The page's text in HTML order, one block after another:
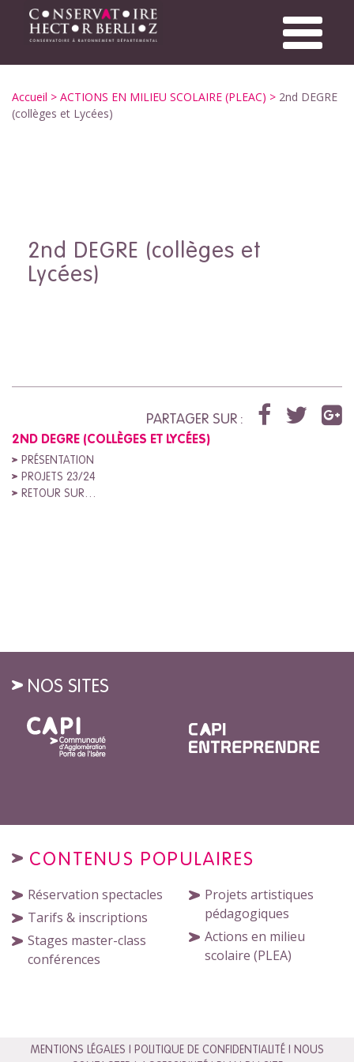
Accueil > ACTIONS EN MILIEU SCOLAIRE (PLEAC) > 2nd DEGRE
(collèges et Lycées)
2nd DEGRE (collèges et
Lycées)
PARTAGER SUR :
2ND DEGRE (COLLÈGES ET LYCÉES)
PRÉSENTATION
PROJETS 23/24
RETOUR SUR…
NOS SITES
CONTENUS POPULAIRES
Réservation spectacles
Tarifs & inscriptions
Stages master-class
conférences
Projets artistiques
pédagogiques
Actions en milieu
scolaire (PLEA)
MENTIONS LÉGALES POLITIQUE DE CONFIDENTIALITÉ
NOUS